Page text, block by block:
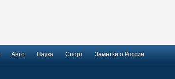
Авто Наука Спорт Заметки о России